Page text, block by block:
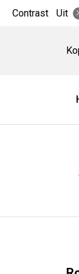
Contrast Uit
Copenhaege